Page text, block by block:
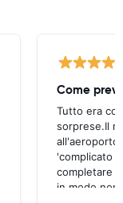
Come
Tutto era
sorprese.Il
all'aeroporto
'complicato
completare
in modo